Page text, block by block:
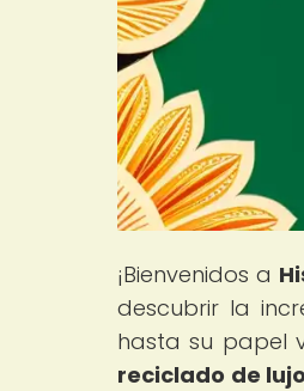
¡Bienvenidos a
descubrir la
hasta su papel
reciclado de